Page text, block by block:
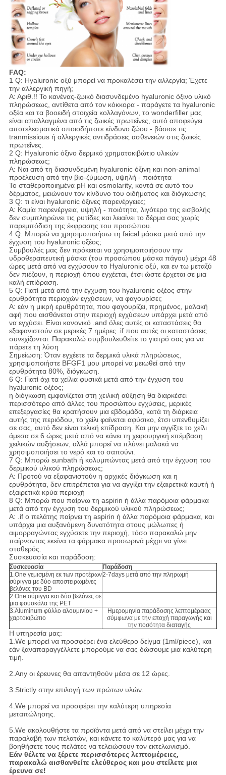
FAQ:
1 Q: Hyaluronic οξύ μπορεί να προκαλέσει την αλλεργία; Έχετε
την αλλεργική πηγή;
Α: Αριθ.!! Το κανένας-ζωικό διασυνδεμένο hyaluronic όξινο υλικό
πληρώσεως, αντίθετα από τον κόκκορα - παράγετε τα hyaluronic
οξέα και τα βοοειδή στοιχεία κολλαγόνων, το wonderfiller μας
είναι απαλλαγμένα από τις ζωικές πρωτεΐνες, αυτό αποφεύγει
αποτελεσματικά οποιοδήποτε κίνδυνο ζώου - βάσισε τις
tranmissious ή αλλεργικές αντιδράσεις ασθενειών στις ζωικές
πρωτεΐνες.
2 Q: Hyaluronic όξινο δερμικό χρηματοκιβώτιο υλικών
πληρώσεως;
Α: Ναι από τη διασυνδεμένη hyaluronic όξινη και non-animal
προέλευση από την βιο-ζύμωση, υψηλή - ποιότητα
Το σταθεροποιημένα pH και osmolarity, κοντά σε αυτό του
δέρματος, μειώνουν τον κίνδυνο του οιδήματος και διόγκωσης
3 Q: τι είναι hyaluronic όξινες παρενέργειες;
Α: Καμία παρενέργεια, υψηλή - ποιότητα, λιγότερο της εισβολής
δεν συμπληρώνει τις ρυτίδες και λειαίνει το δέρμα σας χωρίς
παρεμπόδιση της έκφρασης του προσώπου.
4 Q: Μπορώ να χρησιμοποιήσω τη faical μάσκα μετά από την
έγχυση του hyaluronic οξέος;
Συμβουλές μας δεν πρόκειται να χρησιμοποιήσουν την
υδροθεραπευτική μάσκα (του προσώπου μάσκα πάγου) μέχρι 48
ώρες μετά από να εγχύσουν το Hyaluronic οξύ, και εν τω μεταξύ
δεν πιέζουν, η περιοχή όπου εγχέεται, έτσι ώστε έρχεται σε μια
καλή επίδραση.
5 Q: Γιατί μετά από την έγχυση του hyaluronic οξέος στην
ερυθρότητα περιοχών εγχύσεων, να φαγουρίσει;
Α: εάν η μικρή ερυθρότητα, που φαγουρίζει, πρημένος, μαλακή
αφή που αισθάνεται στην περιοχή εγχύσεων υπάρχει μετά από
να εγχύσει. Είναι κανονικό .and όλες αυτές οι καταστάσεις θα
εξαφανιστούν σε μερικές 7 ημέρες .if που αυτές οι καταστάσεις
συνεχίζονται. Παρακαλώ συμβουλευθείτε το γιατρό σας για να
πάρετε τη λύση
Σημείωση: Όταν εγχέετε τα δερμικά υλικά πληρώσεως,
χρησιμοποιήστε BFGF1 μου μπορεί να μειωθεί από την
ερυθρότητα 80%, διόγκωση.
6 Q: Γιατί όχι τα χείλια φυσικά μετά από την έγχυση του
hyaluronic οξέος;
η διόγκωση εμφανίζεται στη χειλική αύξηση θα διαρκέσει
περισσότερο από άλλες του προσώπου εγχύσεις, μερικές
επεξεργασίες θα κρατήσουν μια εβδομάδα, κατά τη διάρκεια
αυτής της περιόδου, το χείλι φαίνεται αφύσικο, έτσι υπενθυμίζει
σε σας, αυτό δεν είναι τελική επίδραση. Και μην αγγίξτε το χείλι
άμεσα σε 6 ώρες μετά από να κάνει τη χειρουργική επέμβαση
χειλικών αυξήσεων, αλλά μπορεί να πλύνει μαλακά να
χρησιμοποιήσει το νερό και το σαπούνι.
7 Q: Μπορώ sunbath ή κολυμπώντας μετά από την έγχυση του
δερμικού υλικού πληρώσεως;
Α: Προτού να εξαφανιστούν η αρχικές διόγκωση και η
ερυθρότητα, δεν επιτρέπεται για να αγγίξει την εξαιρετικά καυτή ή
εξαιρετικά κρύα περιοχή
8 Q: Μπορώ που παίρνω τη aspirin ή άλλα παρόμοια φάρμακα
μετά από την έγχυση του δερμικού υλικού πληρώσεως;
Α: .if ο πελάτης παίρνει τη aspirin ή άλλα παρόμοια φάρμακα, και
υπάρχει μια αυξανόμενη δυνατότητα στους μώλωπες ή
αιμορραγώντας εγχύσετε την περιοχή, τόσο παρακαλώ μην
παίρνοντας εκείνα τα φάρμακα προσωρινά μέχρι να γίνει
σταθερός.
Συσκευασία και παράδοση:
Συσκευασία
Παράδοση
1.One γεμισμένη εκ των προτέρων
σύριγγα με δύο αποστειρωμένες
βελόνες του BD
2-7days μετά από την πληρωμή
2.One σύριγγα και δύο βελόνες σε
μια φουσκάλα της PET
3.Aluminum φύλλο αλουμινίου +
χαρτοκιβώτιο
Ημερομηνία παράδοσης λεπτομέρειας
σύμφωνα με την εποχή παραγωγής και
την ποσότητα διαταγής
Η υπηρεσία μας:
1.We μπορεί να προσφέρει ένα ελεύθερο δείγμα (1ml/piece), και
εάν ξαναπαραγγέλλετε μπορούμε να σας δώσουμε μια καλύτερη
τιμή.
2.Any οι έρευνες θα απαντηθούν μέσα σε 12 ώρες.
3.Strictly στην επιλογή των πρώτων υλών.
4.We μπορεί να προσφέρει την καλύτερη υπηρεσία
μεταπώλησης.
5.We ακολουθήστε τα προϊόντα μετά από να στείλει μέχρι την
παραλαβή των πελατών, και κάνετε το καλύτερό μας για να
βοηθήσετε τους πελάτες να τελειώσουν τον εκτελωνισμό.
Εάν θέλετε να ξέρετε περισσότερες λεπτομέρειες,
παρακαλώ αισθανθείτε ελεύθερος και μου στείλετε μια
έρευνα σε!